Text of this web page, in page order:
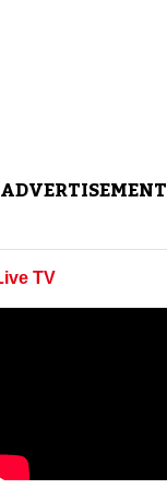
ADVERTISEMENT